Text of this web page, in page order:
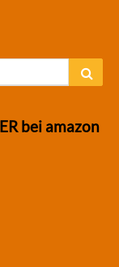
bei amazon